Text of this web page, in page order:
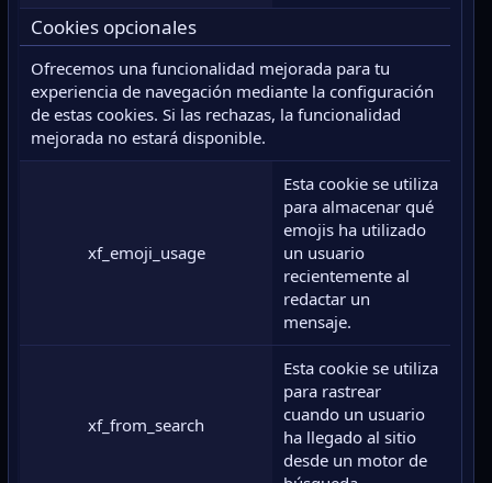
Cookies opcionales
Ofrecemos una funcionalidad mejorada para tu
experiencia de navegación mediante la configuración
de estas cookies. Si las rechazas, la funcionalidad
mejorada no estará disponible.
xf_emoji_usage
Esta cookie se utiliza
para almacenar qué
emojis ha utilizado
un usuario
recientemente al
redactar un
mensaje.
xf_from_search
Esta cookie se utiliza
para rastrear
cuando un usuario
ha llegado al sitio
desde un motor de